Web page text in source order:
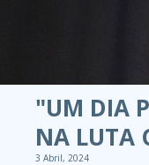
"UM DIA
NA LUTA
3 Abril, 2024